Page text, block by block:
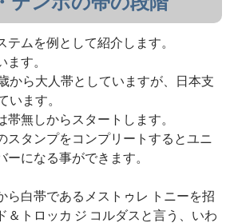
ムを例として紹介します。
す。
から大人帯としていますが、日本支
います。
無しからスタートします。
スタンプをコンプリートするとユニ
になる事ができます。
ら白帯であるメストゥレ トニーを招
＆トロッカ ジ コルダスと言う、いわ